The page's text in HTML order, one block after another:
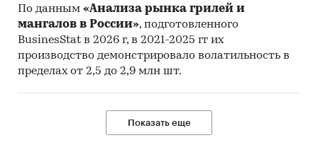
По данным «Анализа рынка грилей и
мангалов в России», подготовленного
BusinesStat в 2026 г, в 2021-2025 гг их
производство демонстрировало волатильность в
пределах от 2,5 до 2,9 млн шт.
Показать еще